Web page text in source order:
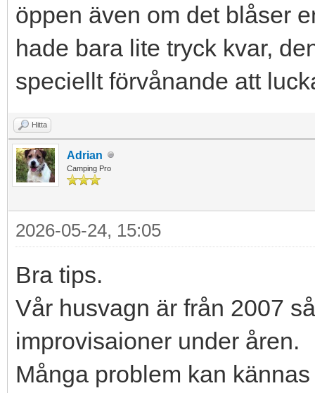
öppen även om det blåser
hade bara lite tryck kvar,
speciellt förvånande att
Hitta
Adrian
Camping Pro
2026-05-24, 15:05
Bra tips.
Vår husvagn är från 2007
improvisaioner under åren.
Många problem kan